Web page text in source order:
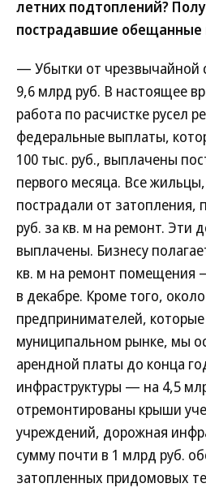
летних подтоплений?
пострадавшие
— Убытки от чрезвычайной
9,6 млрд руб. В настоящее
работа по расчистке русел
федеральные выплаты,
100 тыс. руб., выплачены
первого месяца. Все
пострадали от затопления,
руб. за кв. м на ремонт. Эти
выплачены. Бизнесу
кв. м на ремонт помещения
в декабре. Кроме того,
предпринимателей,
муниципальном рынке, мы
арендной платы до конца
инфраструктуры — на 4,5
отремонтированы крыши
учреждений, дорожная
сумму почти в 1 млрд руб.
затопленных придомовых